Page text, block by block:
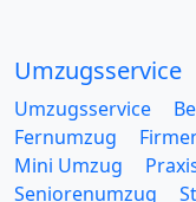
Umzugsservice
Umzugsservice
Fernumzug
Mini Umzug
Seniorenumzug